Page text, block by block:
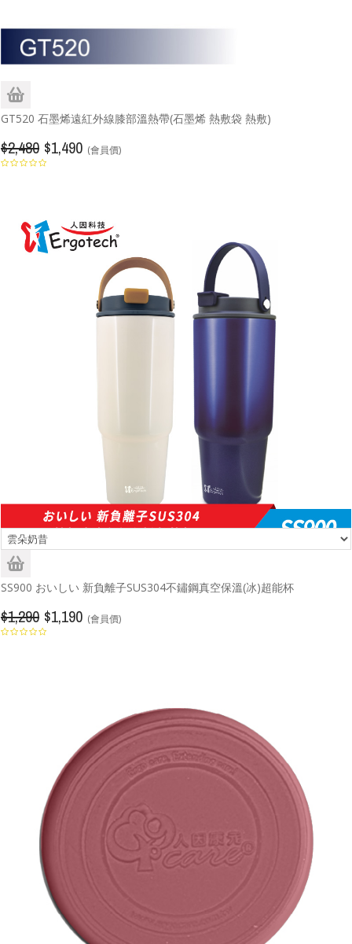
$2,480 $1,490 (會員價)
GT520 石墨烯遠紅外線膝部溫熱帶(石墨烯 熱敷袋 熱敷)
$1,290 $1,190 (會員價)
SS900 おいしい 新負離子SUS304不鏽鋼真空保溫(冰)超能杯